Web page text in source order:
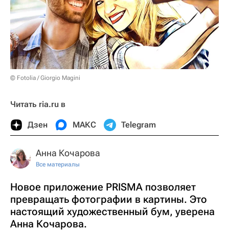
© Fotolia / Giorgio Magini
Читать ria.ru в
Дзен МАКС Telegram
Анна Кочарова
Все материалы
Новое приложение PRISMA позволяет
превращать фотографии в картины. Это
настоящий художественный бум, уверена
Анна Кочарова.